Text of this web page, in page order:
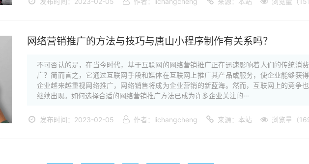
网络营销推广的方法与技巧与唐山小程序制作有关系吗？
不可否认的是，在当今时代，基于互联网的网络营销推广正在迅速影响着人们的传统消
广？简而言之，它通过互联网手段和媒体在互联网上推广其产品或服务，使企业能够获
企业越来越重视网络推广，网络销售将成为企业营销的新蓝海。然而，互联网上的竞争
继续出现。如何选择合适的网络营销推广方法已成为许多企业关注的···
发布时间：2023-02-05 作者：lichangcheng 来源：本站 浏览量（